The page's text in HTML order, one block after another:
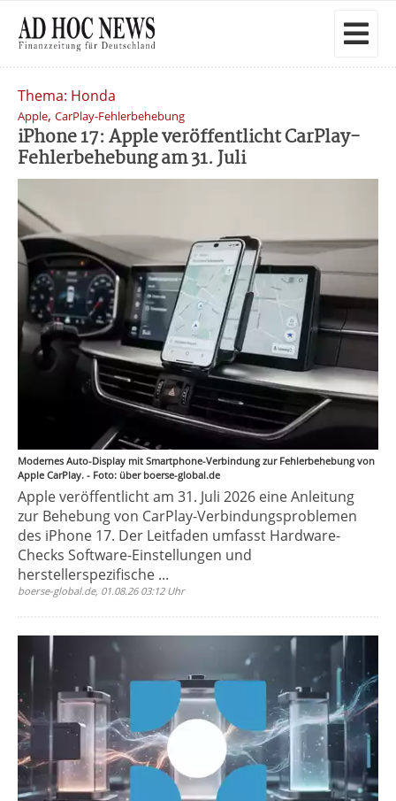
Thema: Honda
Apple, CarPlay-Fehlerbehebung
iPhone 17: Apple veröffentlicht CarPlay-
Fehlerbehebung am 31. Juli
Modernes Auto-Display mit Smartphone-Verbindung zur Fehlerbehebung von
Apple CarPlay. - Foto: über boerse-global.de
Apple veröffentlicht am 31. Juli 2026 eine Anleitung
zur Behebung von CarPlay-Verbindungsproblemen
des iPhone 17. Der Leitfaden umfasst Hardware-
Checks Software-Einstellungen und
herstellerspezifische ...
boerse-global.de, 01.08.26 03:12 Uhr